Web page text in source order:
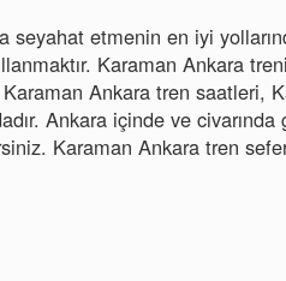
seyahat etmenin en iyi
Karaman Ankara
Karaman Ankara tren saatleri,
Ankara içinde ve
Karaman Ankara tren